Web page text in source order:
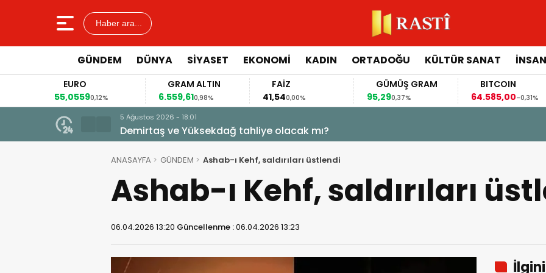
Haber ara...
GÜNDEM DÜNYA SİYASET EKONOMİ KADIN ORTADOĞU KÜLTÜR SANAT
EURO
55,05590,12%
GRAM ALTIN
6.559,610,98%
FAİZ
41,540,00%
GÜMÜŞ GRAM
95,290,37%
BITCOIN
64.585,00-0,31%
5 Ağustos 2026 - 18:01
Demirtaş ve Yüksekdağ tahliye olacak mı?
ANASAYFA GÜNDEM Ashab-ı Kehf, saldırıları üstlendi
Ashab-ı Kehf, saldırıları
06.04.2026 13:20 Güncellenme :06.04.2026 13:23